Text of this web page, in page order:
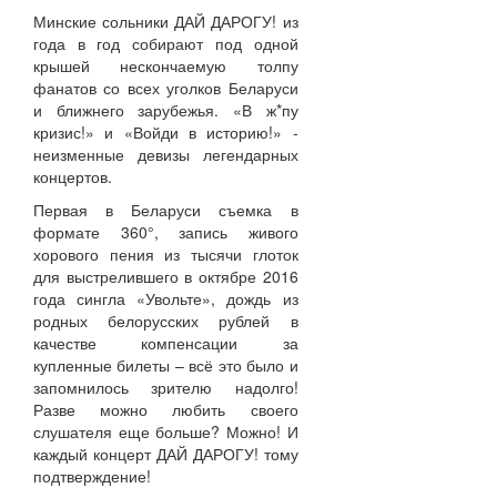
Минские сольники ДАЙ ДАРОГУ! из
года в год собирают под одной
крышей нескончаемую толпу
фанатов со всех уголков Беларуси
и ближнего зарубежья. «В ж*пу
кризис!» и «Войди в историю!» -
неизменные девизы легендарных
концертов.
Первая в Беларуси съемка в
формате 360°, запись живого
хорового пения из тысячи глоток
для выстрелившего в октябре 2016
года сингла «Увольте», дождь из
родных белорусских рублей в
качестве компенсации за
купленные билеты – всё это было и
запомнилось зрителю надолго!
Разве можно любить своего
слушателя еще больше? Можно! И
каждый концерт ДАЙ ДАРОГУ! тому
подтверждение!